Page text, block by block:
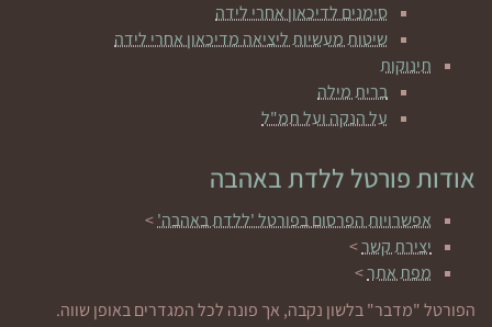
סימנים לדיכאון אחרי לידה
שיטות מעשיות ליציאה מדיכאון אחרי לידה
תינוקות
ברית מילה
על הנקה ועל תמ"ל
אודות פורטל ללדת באהבה
אפשרויות הפרסום בפורטל 'ללדת באהבה'>
יצירת קשר>
מפת אתר>
הפורטל "מדבר" בלשון נקבה, אך פונה לכל המגדרים באופן שווה.